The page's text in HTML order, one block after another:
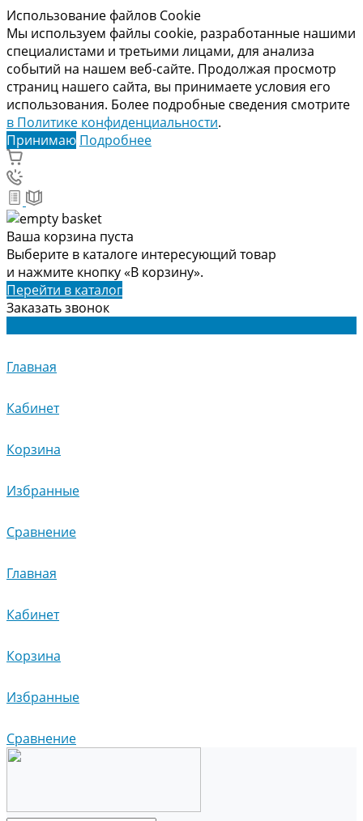
Использование файлов Cookie
Мы используем файлы cookie, разработанные нашими
специалистами и третьими лицами, для анализа
событий на нашем веб-сайте. Продолжая просмотр
страниц нашего сайта, вы принимаете условия его
использования. Более подробные сведения смотрите
в Политике конфиденциальности.
Принимаю Подробнее
Ваша корзина пуста
Выберите в каталоге интересующий товар
и нажмите кнопку «В корзину».
Перейти в каталог
Заказать звонок
Главная
Кабинет
Корзина
Избранные
Сравнение
Главная
Кабинет
Корзина
Избранные
Сравнение